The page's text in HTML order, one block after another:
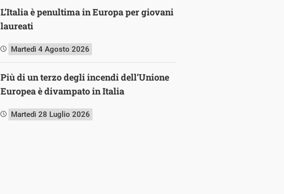
L’Italia è penultima in Europa per giovani
laureati
Martedì 4 Agosto 2026
Più di un terzo degli incendi dell’Unione
Europea è divampato in Italia
Martedì 28 Luglio 2026